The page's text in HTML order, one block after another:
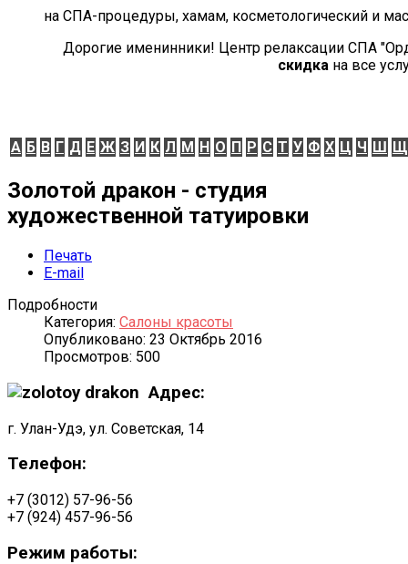
на СПА-процедуры, хамам, косметологический и
Дорогие именинники! Центр релаксации СПА
скидкана все
А Б В Г Д Е Ж З И К Л М Н О П Р С Т У Ф Х Ц Ч Ш Щ
Золотой дракон - студия
художественной татуировки
Печать
E-mail
Подробности
Категория: Салоны красоты
Опубликовано: 23 Октябрь 2016
Просмотров: 500
Адрес:
г. Улан-Удэ, ул. Советская, 14
Телефон:
+7 (3012) 57-96-56
+7 (924) 457-96-56
Режим работы: